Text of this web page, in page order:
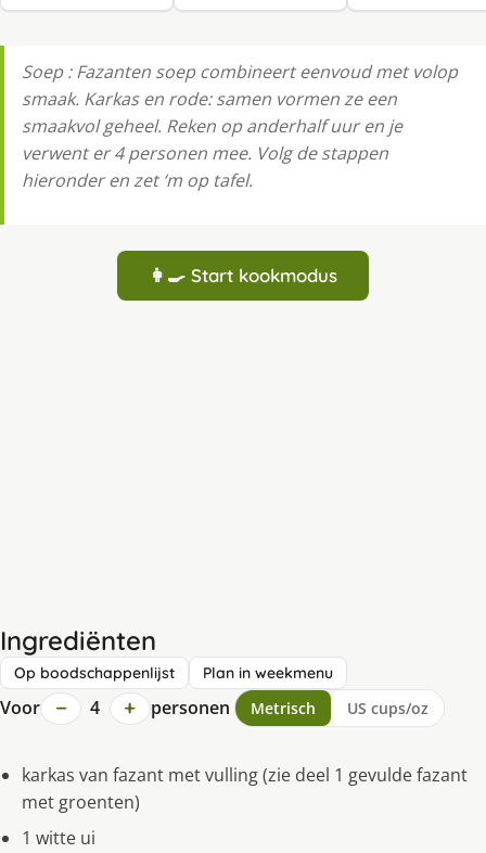
Soep : Fazanten soep combineert eenvoud met volop
smaak. Karkas en rode: samen vormen ze een
smaakvol geheel. Reken op anderhalf uur en je
verwent er 4 personen mee. Volg de stappen
hieronder en zet ‘m op tafel.
👩‍🍳 Start kookmodus
Ingrediënten
Op boodschappenlijst Plan in weekmenu
Voor − 4 + personen Metrisch US cups/oz
karkas van fazant met vulling (zie deel 1 gevulde fazant
met groenten)
1 witte ui